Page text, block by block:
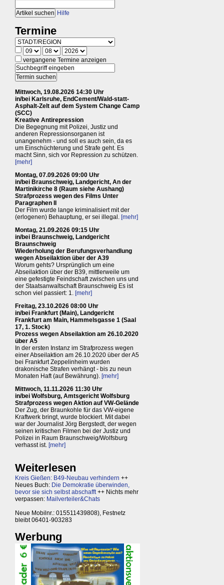
Hilfe
Termine
vergangene Termine anzeigen
Mittwoch, 19.08.2026 14:30 Uhr
in/bei Karlsruhe, EndCement/Wald-statt-
Asphalt-Zelt auf dem System Change Camp
(SCC)
Kreative Antirepression
Die Begegnung mit Polizei, Justiz und
anderen Repressionsorganen ist
unangenehm - und soll es auch sein, da es
um Einschüchterung und Strafe geht. Es
macht Sinn, sich vor Repression zu schützen.
[mehr]
Montag, 07.09.2026 09:00 Uhr
in/bei Braunschweig, Landgericht, An der
Martinikirche 8 (Raum siehe Aushang)
Strafprozess wegen des Films Unter
Paragraphen II
Der Film wurde lange kriminalisiert mit der
(erlogenen) Behauptung, er sei illegal. [mehr]
Montag, 21.09.2026 09:15 Uhr
in/bei Braunschweig, Landgericht
Braunschweig
Wiederholung der Berufungsverhandlung
wegen Abseilaktion über der A39
Worum gehts? Ursprünglich um eine
Abseilaktion über der B39, mittlerweile um
eine gefestigte Feindschaft zwischen uns und
der Staatsanwaltschaft Braunschweig Es ist
schon viel passiert: 1. [mehr]
Freitag, 23.10.2026 08:00 Uhr
in/bei Frankfurt (Main), Landgericht
Frankfurt am Main, Hammelsgasse 1 (Saal
17, 1. Stock)
Prozess wegen Abseilaktion am 26.10.2020
über A5
In der ersten Instanz im Strafprozess wegen
einer Abseilaktion am 26.10.2020 über der A5
bei Frankfurt Zeppelinheim wurden
drakonische Strafen verhängt - bis zu neun
Monaten Haft (auf Bewährung). [mehr]
Mittwoch, 11.11.2026 11:30 Uhr
in/bei Wolfsburg, Amtsgericht Wolfsburg
Strafprozess wegen Aktion auf VW-Gelände
Der Zug, der Braunkohle für das VW-eigene
Kraftwerk bringt, wurde blockiert. Mit dabei
war der Journalist Jörg Bergstedt, der wegen
seinen kritischen Filmen bei der Justiz und
Polizei in Raum Braunschweig/Wolfsburg
verhasst ist. [mehr]
Weiterlesen
Kreis Gießen: B49-Neubau verhindern ++
Neues Buch: Die Demokratie überwinden,
bevor sie sich selbst abschafft++ Nichts mehr
verpassen: Mailverteiler&Chats
Neue Mobilnr.: 015511439808), Festnetz
bleibt 06401-903283
Werbung